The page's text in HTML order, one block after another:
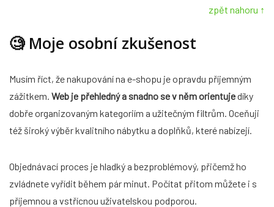
zpět nahoru ↑
🧐 Moje osobní zkušenost
Musím říct, že nakupování na e-shopu je opravdu příjemným
zážitkem. Web je přehledný a snadno se v něm orientujedíky
dobře organizovaným kategoriím a užitečným filtrům. Oceňuji
též široký výběr kvalitního nábytku a doplňků, které nabízejí.
Objednávací proces je hladký a bezproblémový, přičemž ho
zvládnete vyřídit během pár minut. Počítat přitom můžete i s
příjemnou a vstřícnou uživatelskou podporou.